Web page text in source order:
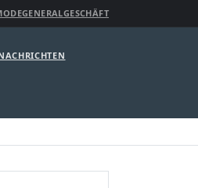
GENERALGESCHÄFT